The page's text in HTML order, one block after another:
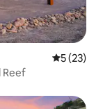
5 (23)
Reef